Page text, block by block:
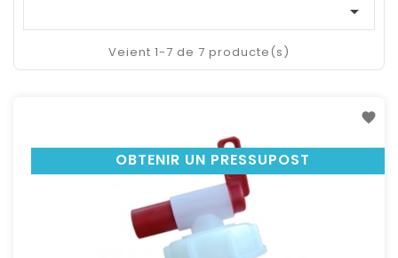

Veient 1-7 de 7 producte(s)
OBTENIR UN PRESSUPOST